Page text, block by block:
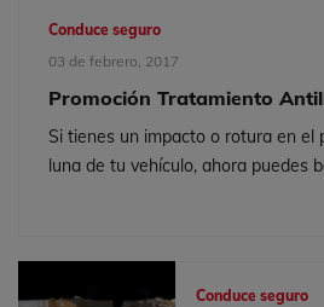
Conduce seguro
03 de febrero, 2017
Promoción Tratamiento
Si tienes un impacto o rotura en el
luna de tu vehículo, ahora puedes
Conduce seguro